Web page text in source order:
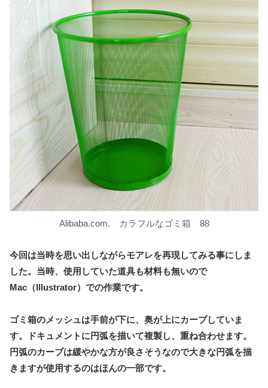
Alibaba.com. カラフルなゴミ箱 88
今回は当時を思い出しながらモアレを再現してみる事にしま
した。当時、使用していた道具も材料も無いので
Mac（Illustrator）での作業です。
ゴミ箱のメッシュは手前が下に、奥が上にカーブしていま
す。ドキュメントに円弧を描いて複製し、重ね合わせます。
円弧のカーブは緩やかな方が良さそうなので大きな円弧を描
きますが使用するのはほんの一部です。